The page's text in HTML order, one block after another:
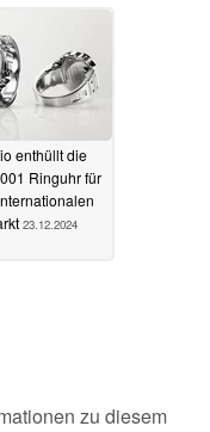
enthüllt die
Ringuhr für
23.12.2024
zu diesem